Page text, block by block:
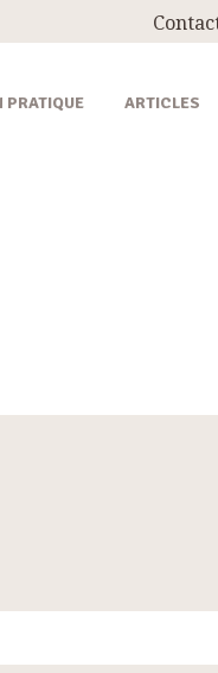
PRATIQUE ARTICLES